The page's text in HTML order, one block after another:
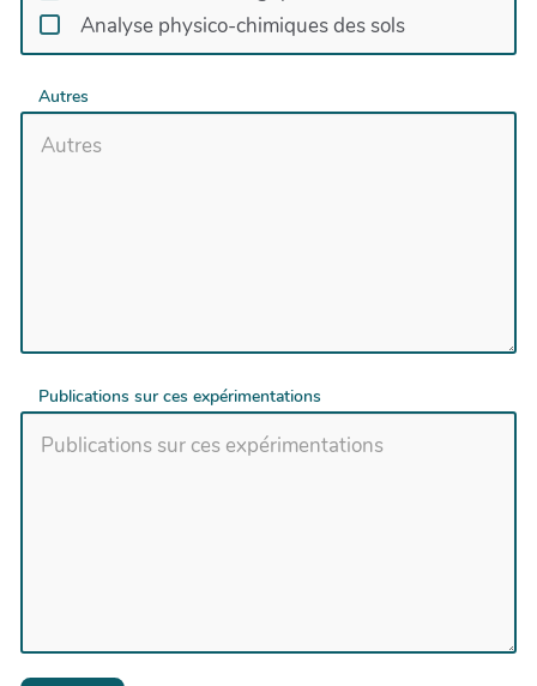
Analyse physico-chimiques des sols
Autres
Publications sur ces expérimentations